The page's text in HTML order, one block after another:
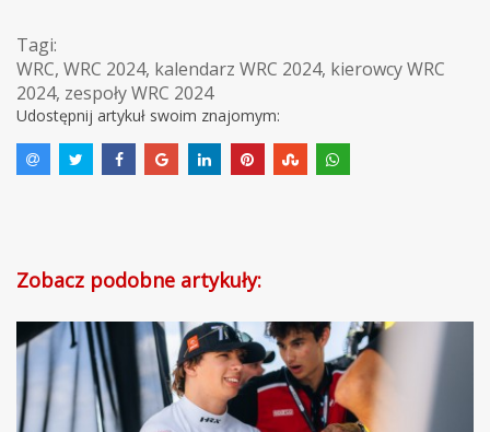
Tagi:
WRC, WRC 2024, kalendarz WRC 2024, kierowcy WRC
2024, zespoły WRC 2024
Udostępnij artykuł swoim znajomym:
Zobacz podobne artykuły: